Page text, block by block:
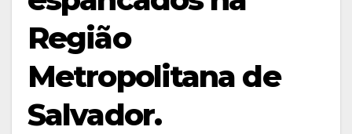
Região
Metropolitana de
Salvador.